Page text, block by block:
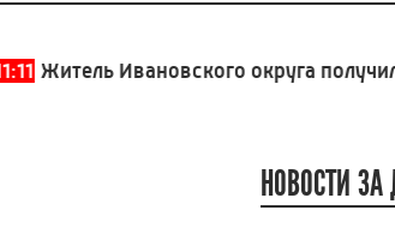
Житель Ивановского округа получил
НОВОСТИ ЗА